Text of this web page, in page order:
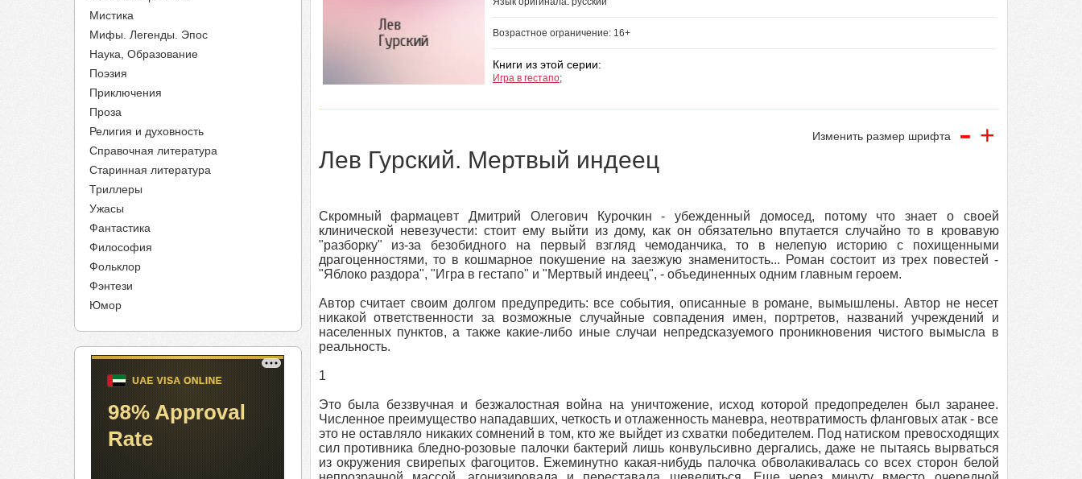
Мистика
Мифы. Легенды. Эпос
Наука, Образование
Поэзия
Приключения
Проза
Религия и духовность
Справочная литература
Старинная литература
Триллеры
Ужасы
Фантастика
Философия
Фольклор
Фэнтези
Юмор
Возрастное ограничение: 16+
Книги из этой серии:
Игра в гестапо;
Изменить размер шрифта - +
Лев Гурский. Мертвый индеец
Скромный фармацевт Дмитрий Олегович Курочкин - убежденный домосед, потому что знает о своей
клинической невезучести: стоит ему выйти из дому, как он обязательно впутается случайно то в кровавую
"разборку" из-за безобидного на первый взгляд чемоданчика, то в нелепую историю с похищенными
драгоценностями, то в кошмарное покушение на заезжую знаменитость... Роман состоит из трех повестей -
"Яблоко раздора", "Игра в гестапо" и "Мертвый индеец", - объединенных одним главным героем.
Автор считает своим долгом предупредить: все события, описанные в романе, вымышлены. Автор не несет
никакой ответственности за возможные случайные совпадения имен, портретов, названий учреждений и
населенных пунктов, а также какие-либо иные случаи непредсказуемого проникновения чистого вымысла в
реальность.
1
Это была беззвучная и безжалостная война на уничтожение, исход которой предопределен был заранее.
Численное преимущество нападавших, четкость и отлаженность маневра, неотвратимость фланговых атак - все
это не оставляло никаких сомнений в том, кто же выйдет из схватки победителем. Под натиском превосходящих
сил противника бледно-розовые палочки бактерий лишь конвульсивно дергались, даже не пытаясь вырваться
из окружения свирепых фагоцитов. Ежеминутно какая-нибудь палочка обволакивалась со всех сторон белой